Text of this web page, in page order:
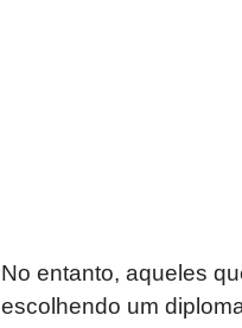
No entanto, aqueles
escolhendo um